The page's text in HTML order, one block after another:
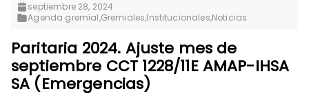
septiembre 28, 2024
Agenda gremial,Gremiales,Institucionales,Noticias
Paritaria 2024. Ajuste mes de
septiembre CCT 1228/11E AMAP-IHSA
SA (Emergencias)